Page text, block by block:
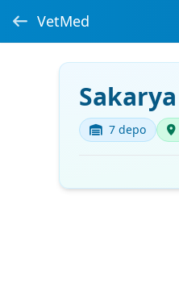
VetMed
7 depo